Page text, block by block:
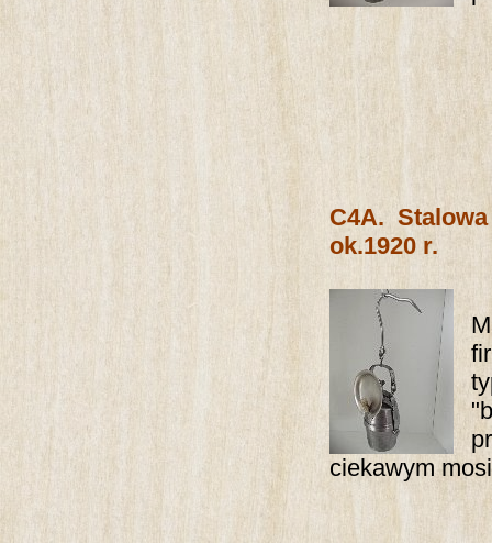
C4A.
ok.1920 r.
ciekawym